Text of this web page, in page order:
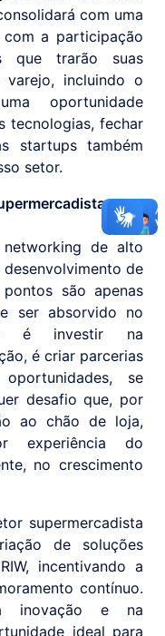
com uma
com a participação
que trarão suas
varejo, incluindo o
oportunidade
tecnologias, fechar
startups também
setor.
o
networking de alto
de
são apenas
ser absorvido no
é investir na
é criar parcerias
se
desafio que, por
ao chão de loja,
experiência do
no crescimento
supermercadista
de soluções
incentivando a
contínuo.
inovação e na
ideal para